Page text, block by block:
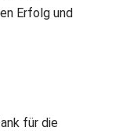
Erfolg und
für die